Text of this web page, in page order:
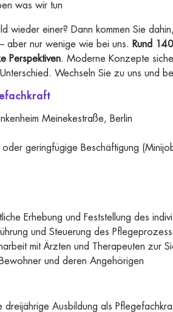
was wir tun
wieder einer? Dann kommen Sie
aber nur wenige wie bei uns. Rund
Perspektiven. Moderne Konzepte
Wechseln Sie zu uns und
Meinekestraße, Berlin
geringfügige Beschäftigung
Erhebung und Feststellung des
und Steuerung des
mit Ärzten und Therapeuten zur
und deren Angehörigen
dreijährige Ausbildung als